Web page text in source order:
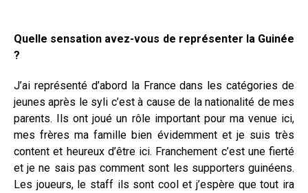
Quelle sensation avez-vous de représenter la Guinée
?
J’ai représenté d’abord la France dans les catégories de
jeunes après le syli c’est à cause de la nationalité de mes
parents. Ils ont joué un rôle important pour ma venue ici,
mes frères ma famille bien évidemment et je suis très
content et heureux d’être ici. Franchement c’est une fierté
et je ne sais pas comment sont les supporters guinéens.
Les joueurs, le staff ils sont cool et j’espère que tout ira